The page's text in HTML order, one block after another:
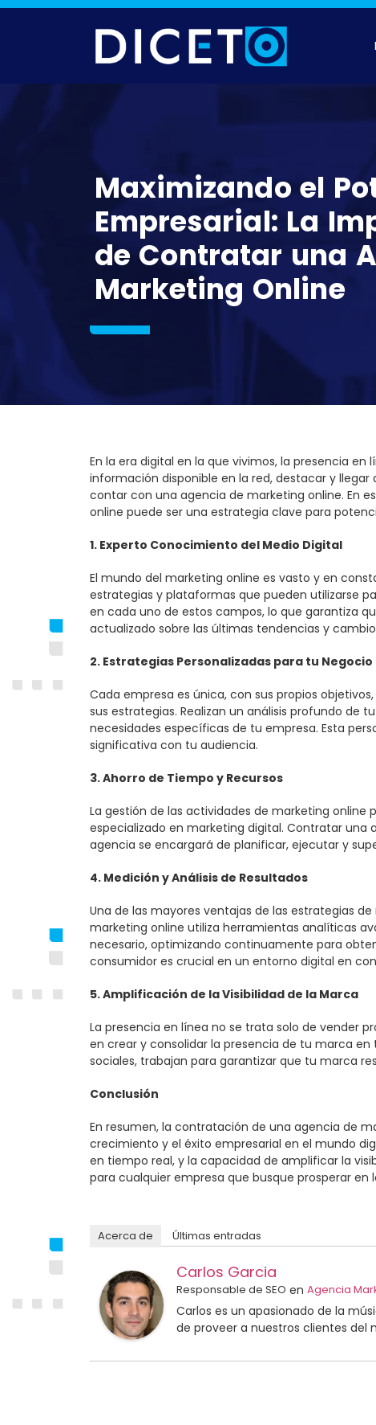
Maximizando el
Empresarial: La
de Contratar una
Marketing Online
En la era digital en la que vivimos, la presencia
información disponible en la red, destacar y
contar con una agencia de marketing online. En
online puede ser una estrategia clave para
1. Experto Conocimiento del Medio Digital
El mundo del marketing online es vasto y en
estrategias y plataformas que pueden utilizarse
en cada uno de estos campos, lo que garantiza
actualizado sobre las últimas tendencias y
2. Estrategias Personalizadas para tu Negocio
Cada empresa es única, con sus propios
sus estrategias. Realizan un análisis profundo de
necesidades específicas de tu empresa. Esta
significativa con tu audiencia.
3. Ahorro de Tiempo y Recursos
La gestión de las actividades de marketing
especializado en marketing digital. Contratar una
agencia se encargará de planificar, ejecutar y
4. Medición y Análisis de Resultados
Una de las mayores ventajas de las estrategias
marketing online utiliza herramientas analíticas
necesario, optimizando continuamente para
consumidor es crucial en un entorno digital en
5. Amplificación de la Visibilidad de la Marca
La presencia en línea no se trata solo de vender
en crear y consolidar la presencia de tu marca
sociales, trabajan para garantizar que tu marca
Conclusión
En resumen, la contratación de una agencia de
crecimiento y el éxito empresarial en el mundo
en tiempo real, y la capacidad de amplificar la
para cualquier empresa que busque prosperar en
Acerca de Últimas entradas
Carlos Garcia
Responsable de SEO en Agencia
Carlos es un apasionado de la
de proveer a nuestros clientes del